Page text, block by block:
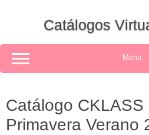
Catálogos
Menu
Catálogo CKLASS
Primavera Verano